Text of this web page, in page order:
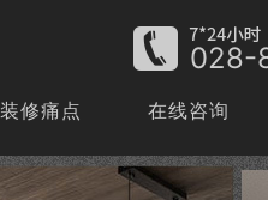
028-
装修痛点 在线咨询